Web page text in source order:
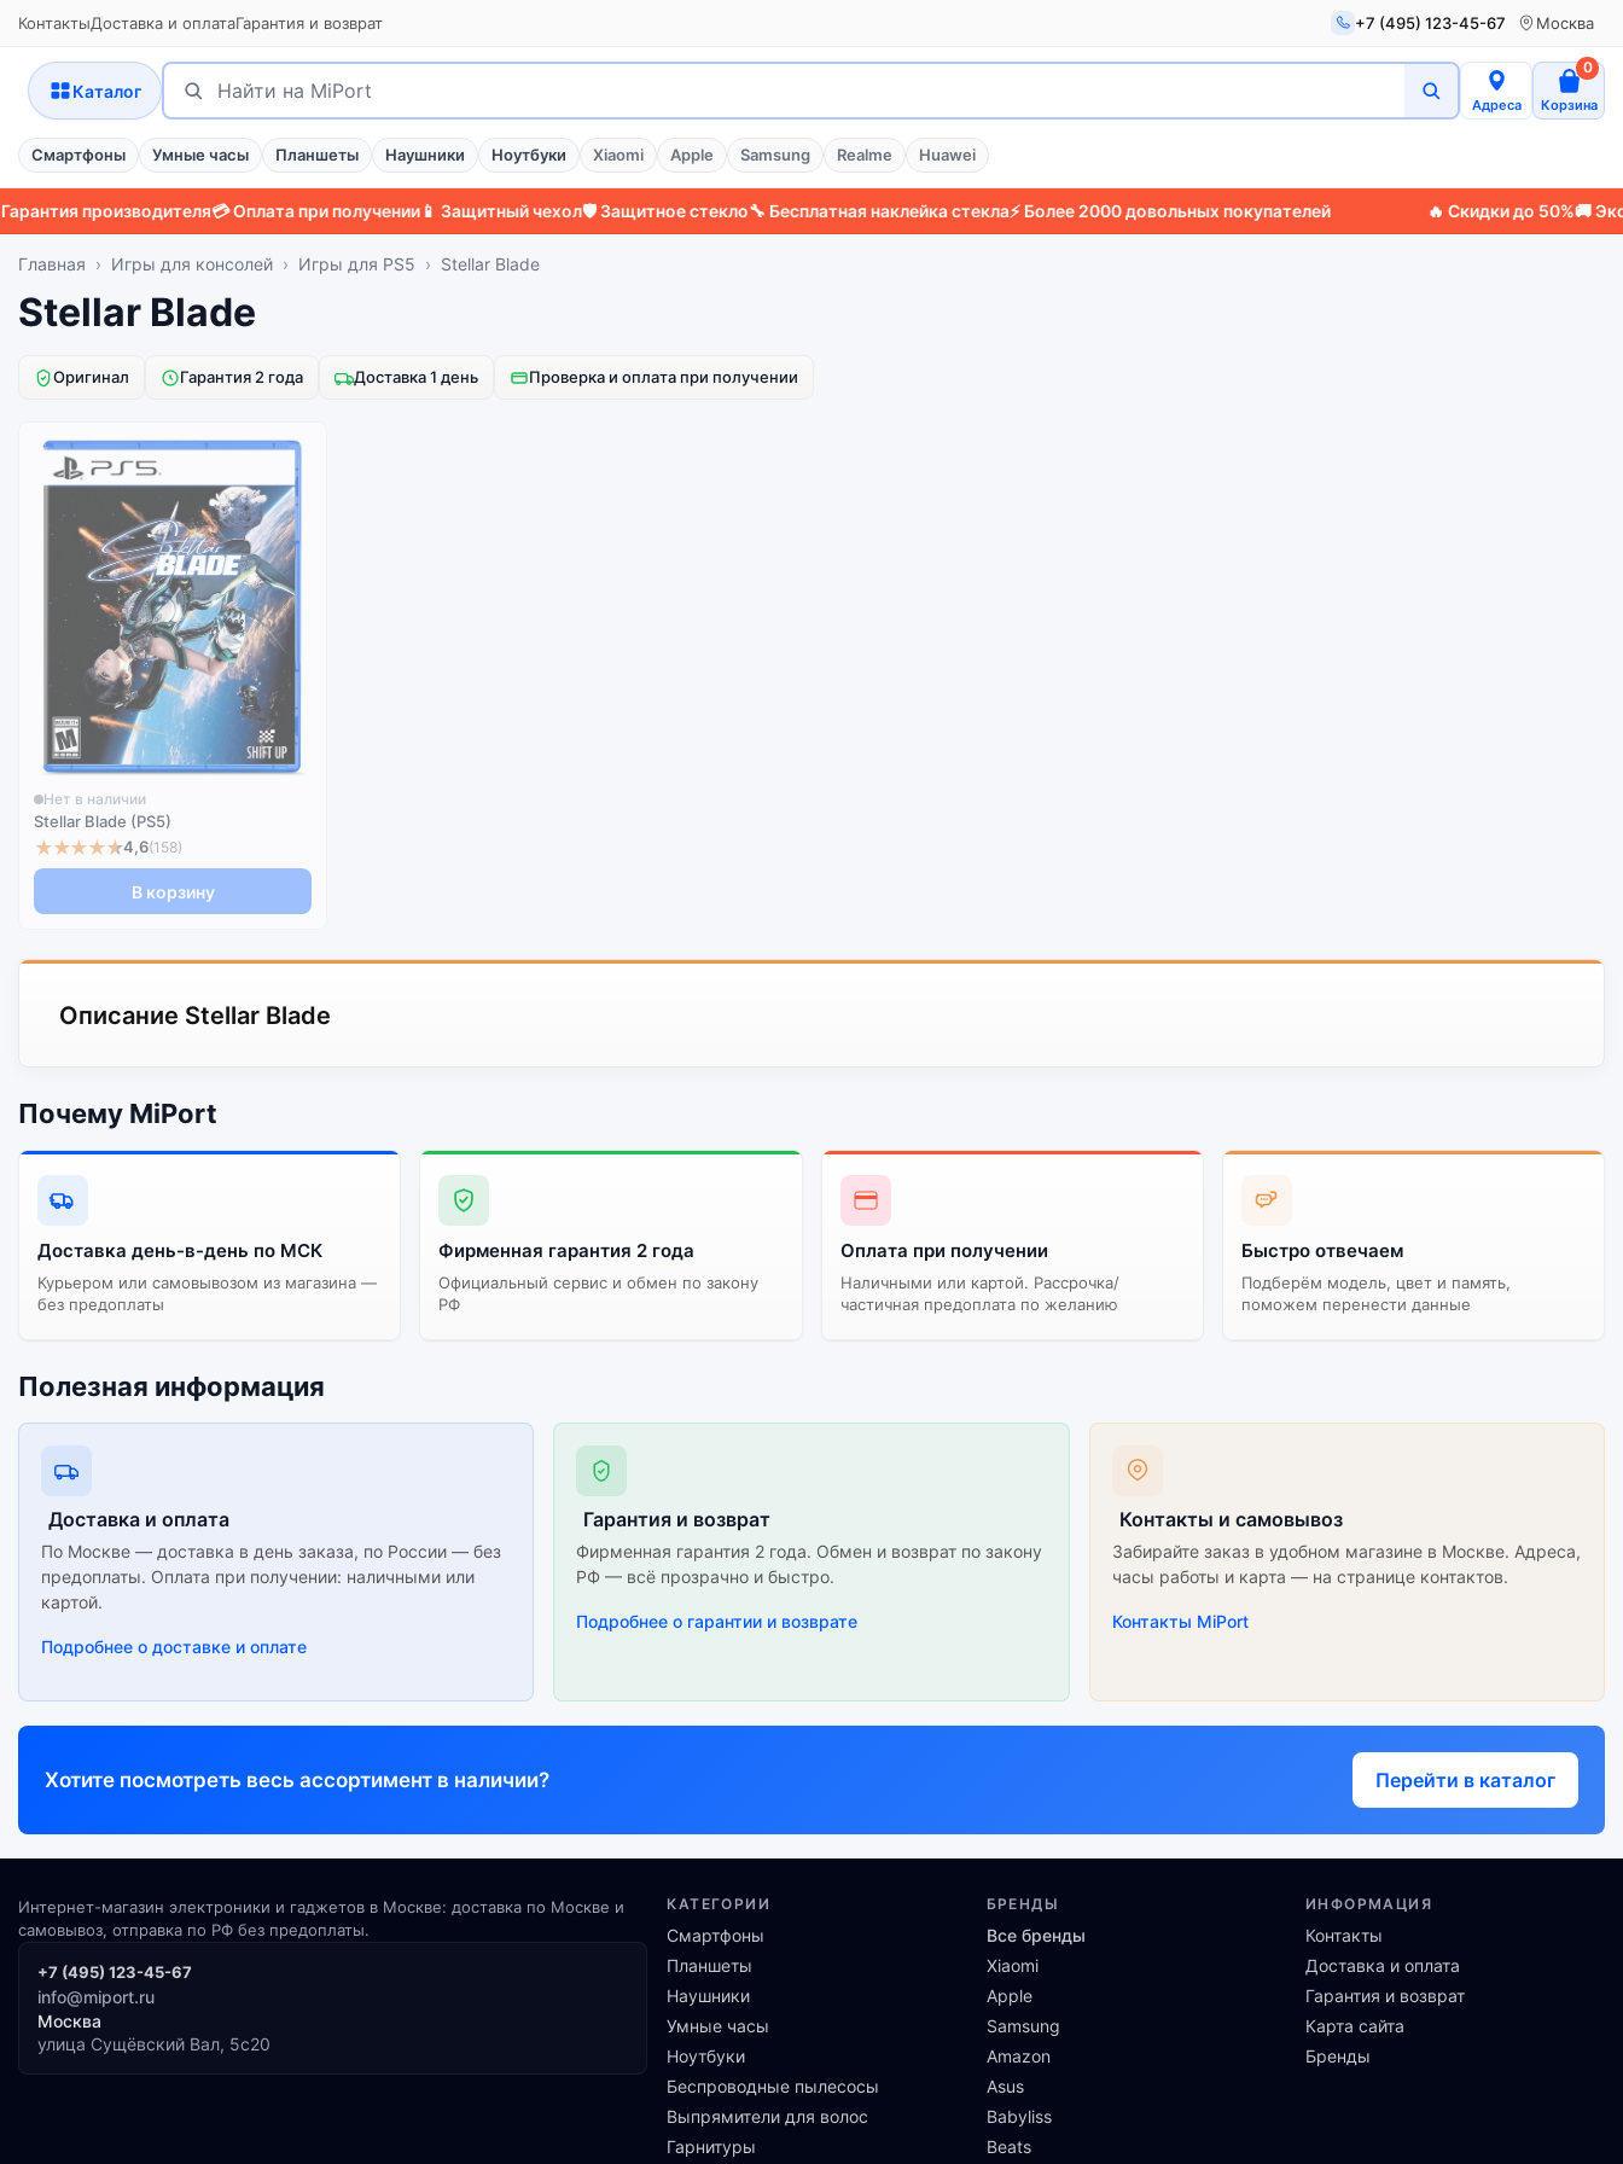
КонтактыДоставка и оплатаГарантия и возврат +7 (495) 123-45-67 Москва
Каталог
Поиск
Найти
Адреса Корзина
0
Смартфоны Умные часы Планшеты Наушники Ноутбуки Xiaomi Apple Samsung Realme Huawei
производителя💳 Оплата при получении📱 Защитный чехол🛡️ Защитное стекло🔧 Бесплатная наклейка стекла⚡ Более 2000 довольных покупателей 🔥 Скидки до 50%🚚
Главная Игры для консолей Игры для PS5 Stellar Blade
Stellar Blade
Оригинал Гарантия 2 года Доставка 1 день Проверка и оплата при получении
Нет в наличии
Stellar Blade (PS5)
★★★★★4,6(158)
В корзину
Описание Stellar Blade
Почему MiPort
Доставка день-в-день по МСК
Курьером или самовывозом из магазина —
без предоплаты
Фирменная гарантия 2 года
Официальный сервис и обмен по закону
РФ
Оплата при получении
Наличными или картой. Рассрочка/
частичная предоплата по желанию
Быстро отвечаем
Подберём модель, цвет и память,
поможем перенести данные
Полезная информация
Доставка и оплата
По Москве — доставка в день заказа, по России — без
предоплаты. Оплата при получении: наличными или
картой.
Подробнее о доставке и оплате
Гарантия и возврат
Фирменная гарантия 2 года. Обмен и возврат по закону
РФ — всё прозрачно и быстро.
Подробнее о гарантии и возврате
Контакты и самовывоз
Забирайте заказ в удобном магазине в Москве. Адреса,
часы работы и карта — на странице контактов.
Контакты MiPort
Хотите посмотреть весь ассортимент в наличии? Перейти в каталог
Интернет-магазин электроники и гаджетов в Москве: доставка по Москве и
самовывоз, отправка по РФ без предоплаты.
+7 (495) 123-45-67
info@miport.ru
Москва
улица Сущёвский Вал, 5с20
КАТЕГОРИИ
Смартфоны
Планшеты
Наушники
Умные часы
Ноутбуки
Беспроводные пылесосы
Выпрямители для волос
Гарнитуры
БРЕНДЫ
Все бренды
Xiaomi
Apple
Samsung
Amazon
Asus
Babyliss
Beats
ИНФОРМАЦИЯ
Контакты
Доставка и оплата
Гарантия и возврат
Карта сайта
Бренды